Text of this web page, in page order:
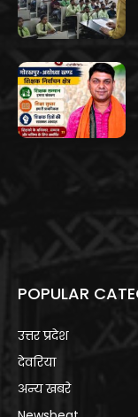
POPULAR
उत्तर प्रदेश
देवरिया
अन्य खबरे